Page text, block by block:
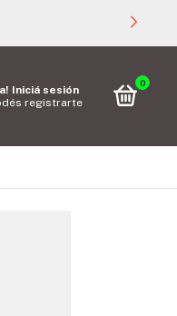
Iniciá sesión
registrarte
0